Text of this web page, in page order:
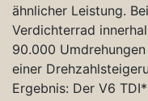
ähnlicher Leistung.
Verdichterrad
90.000
einer
Ergebnis: Der V6